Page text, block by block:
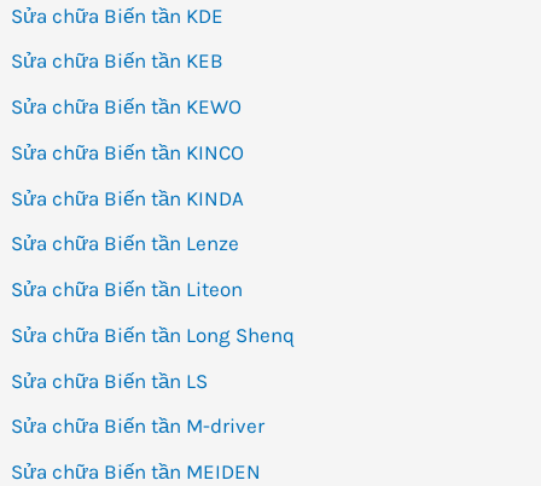
Sửa chữa Biến tần KDE
Sửa chữa Biến tần KEB
Sửa chữa Biến tần KEWO
Sửa chữa Biến tần KINCO
Sửa chữa Biến tần KINDA
Sửa chữa Biến tần Lenze
Sửa chữa Biến tần Liteon
Sửa chữa Biến tần Long Shenq
Sửa chữa Biến tần LS
Sửa chữa Biến tần M-driver
Sửa chữa Biến tần MEIDEN